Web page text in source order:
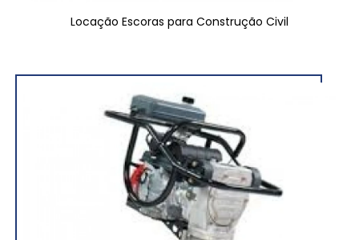
Locação Escoras para Construção Civil